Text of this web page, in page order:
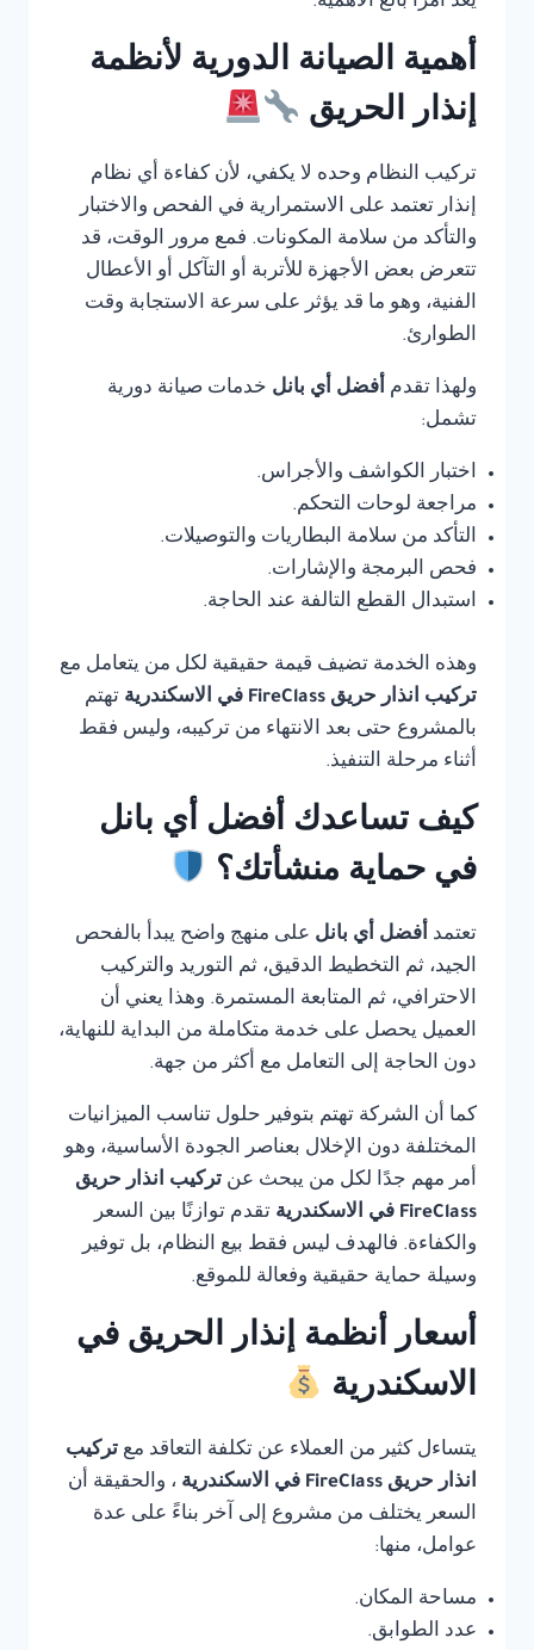
أهمية الصيانة الدورية لأنظمة
إنذار الحريق
تركيب النظام وحده لا يكفي، لأن كفاءة أي نظام
إنذار تعتمد على الاستمرارية في الفحص والاختبار
والتأكد من سلامة المكونات. فمع مرور الوقت، قد
تتعرض بعض الأجهزة للأتربة أو التآكل أو الأعطال
الفنية، وهو ما قد يؤثر على سرعة الاستجابة وقت
الطوارئ.
ولهذا تقدم أفضل أي بانل خدمات صيانة دورية
تشمل:
اختبار الكواشف والأجراس.
مراجعة لوحات التحكم.
التأكد من سلامة البطاريات والتوصيلات.
فحص البرمجة والإشارات.
استبدال القطع التالفة عند الحاجة.
وهذه الخدمة تضيف قيمة حقيقية لكل من يتعامل مع
تركيب انذار حريق FireClass في الاسكندرية
تهتم
بالمشروع حتى بعد الانتهاء من تركيبه، وليس فقط
أثناء مرحلة التنفيذ.
كيف تساعدك أفضل أي بانل
في حماية منشأتك؟
تعتمد أفضل أي بانل على منهج واضح يبدأ بالفحص
الجيد، ثم التخطيط الدقيق، ثم التوريد والتركيب
الاحترافي، ثم المتابعة المستمرة. وهذا يعني أن
العميل يحصل على خدمة متكاملة من البداية للنهاية،
دون الحاجة إلى التعامل مع أكثر من جهة.
كما أن الشركة تهتم بتوفير حلول تناسب الميزانيات
المختلفة دون الإخلال بعناصر الجودة الأساسية، وهو
أمر مهم جدًا لكل من يبحث عن تركيب انذار حريق
FireClass في الاسكندرية
تقدم توازنًا بين السعر
والكفاءة. فالهدف ليس فقط بيع النظام، بل توفير
وسيلة حماية حقيقية وفعالة للموقع.
أسعار أنظمة إنذار الحريق في
الاسكندرية
يتساءل كثير من العملاء عن تكلفة التعاقد مع تركيب
انذار حريق FireClass في الاسكندرية
، والحقيقة أن
السعر يختلف من مشروع إلى آخر بناءً على عدة
عوامل، منها:
مساحة المكان.
عدد الطوابق.